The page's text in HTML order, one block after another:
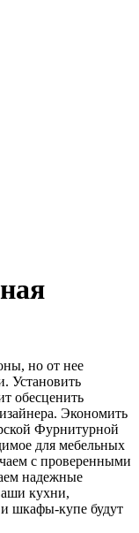
но от нее
Установить
обесценить
Экономить
Фурнитурной
для мебельных
с проверенными
надежные
кухни,
шкафы-купе будут